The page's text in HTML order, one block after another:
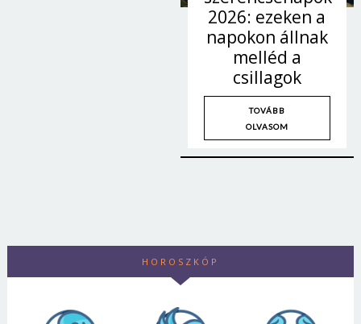
2026: ezeken a
napokon állnak
melléd a
csillagok
TOVÁBB
OLVASOM
HOROSZKÓP
Borsonline bejelentkezés
E-mail cím vagy felhasználónév